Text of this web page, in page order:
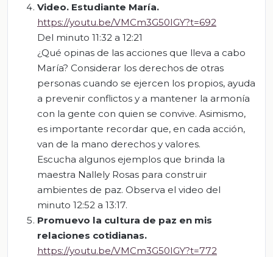
Video. Estudiante María.
https://youtu.be/VMCm3G50IGY?t=692
Del minuto 11:32 a 12:21
¿Qué opinas de las acciones que lleva a cabo
María? Considerar los derechos de otras
personas cuando se ejercen los propios, ayuda
a prevenir conflictos y a mantener la armonía
con la gente con quien se convive. Asimismo,
es importante recordar que, en cada acción,
van de la mano derechos y valores.
Escucha algunos ejemplos que brinda la
maestra Nallely Rosas para construir
ambientes de paz. Observa el video del
minuto 12:52 a 13:17.
Promuevo la cultura de paz en mis
relaciones cotidianas.
https://youtu.be/VMCm3G50IGY?t=772